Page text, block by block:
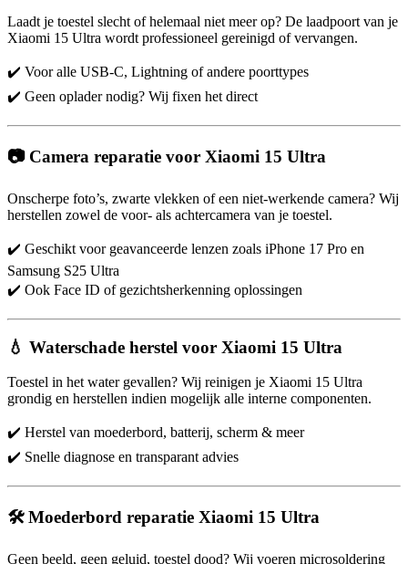
Laadt je toestel slecht of helemaal niet meer op? De laadpoort van je
Xiaomi 15 Ultra wordt professioneel gereinigd of vervangen.
✔️ Voor alle USB-C, Lightning of andere poorttypes
✔️ Geen oplader nodig? Wij fixen het direct
📷 Camera reparatie voor Xiaomi 15 Ultra
Onscherpe foto’s, zwarte vlekken of een niet-werkende camera? Wij
herstellen zowel de voor- als achtercamera van je toestel.
✔️ Geschikt voor geavanceerde lenzen zoals iPhone 17 Pro en
Samsung S25 Ultra
✔️ Ook Face ID of gezichtsherkenning oplossingen
💧 Waterschade herstel voor Xiaomi 15 Ultra
Toestel in het water gevallen? Wij reinigen je Xiaomi 15 Ultra
grondig en herstellen indien mogelijk alle interne componenten.
✔️ Herstel van moederbord, batterij, scherm & meer
✔️ Snelle diagnose en transparant advies
🛠️ Moederbord reparatie Xiaomi 15 Ultra
Geen beeld, geen geluid, toestel dood? Wij voeren microsoldering